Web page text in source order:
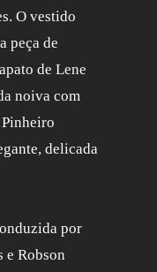
O vestido
peça de
de Lene
noiva com
delicada
por
e Robson